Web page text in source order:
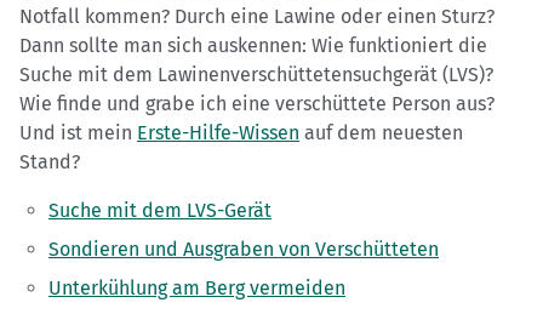
Notfall kommen? Durch eine Lawine oder einen Sturz?
Dann sollte man sich auskennen: Wie funktioniert die
Suche mit dem Lawinenverschüttetensuchgerät (LVS)?
Wie finde und grabe ich eine verschüttete Person aus?
Und ist mein Erste-Hilfe-Wissen auf dem neuesten
Stand?
Suche mit dem LVS-Gerät
Sondieren und Ausgraben von Verschütteten
Unterkühlung am Berg vermeiden